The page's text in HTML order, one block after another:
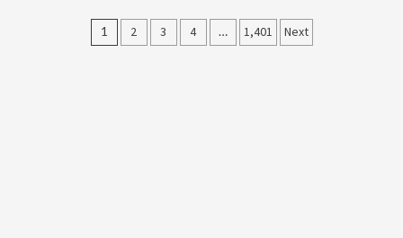
Posts
1 2 3 4 … 1,401 Next